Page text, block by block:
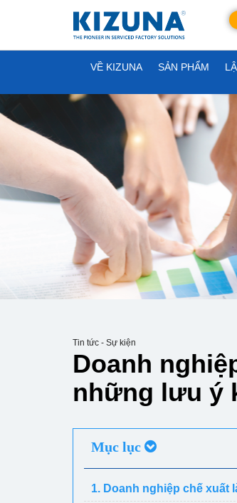
VỀ KIZUNA SẢN PHẨM
Tin tức - Sự kiện
Doanh
những lưu ý
Mục lục
1. Doanh nghiệp chế xuất